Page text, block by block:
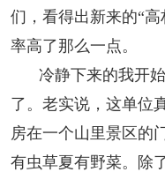
四川文学 星星
公告公示
公告公示 讣告
人事考试
们，看得出新来的“
率高了那么一点。
冷静下来的我开
了。老实说，这单位
房在一个山里景区的
有虫草夏有野菜。除